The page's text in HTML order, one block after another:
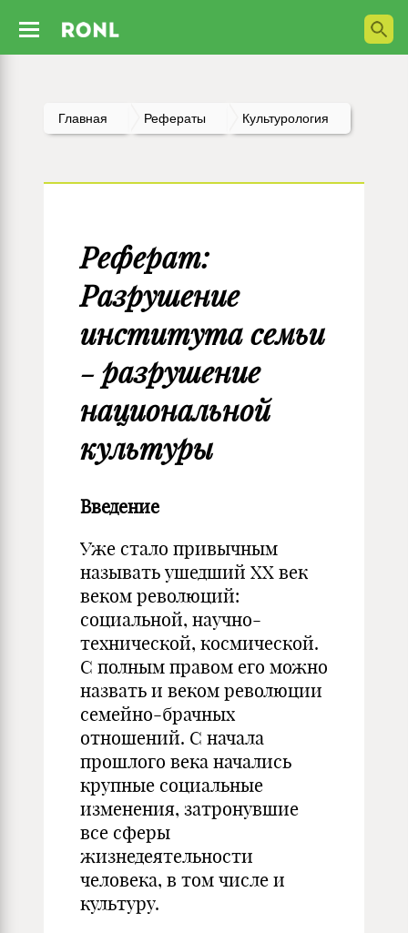
Главная Рефераты Культурология
Реферат:
Разрушение
института семьи
- разрушение
национальной
культуры
Введение
Уже стало привычным
называть ушедший XX век
веком революций:
социальной, научно-
технической, космической.
С полным правом его можно
назвать и веком революции
семейно-брачных
отношений. С начала
прошлого века начались
крупные социальные
изменения, затронувшие
все сферы
жизнедеятельности
человека, в том числе и
культуру.